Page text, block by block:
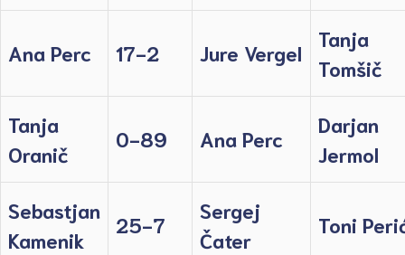
Ana Perc 17-2 Jure Vergel
Tanja
Tomšič
Tanja
Oranič
0-89 Ana Perc
Darjan
Jermol
Sebastjan
Kamenik
25-7
Sergej
Čater
Toni